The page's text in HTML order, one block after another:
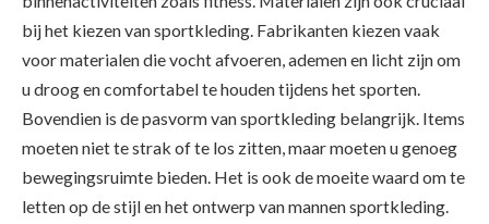
bij het kiezen van sportkleding. Fabrikanten kiezen vaak
voor materialen die vocht afvoeren, ademen en licht zijn om
u droog en comfortabel te houden tijdens het sporten.
Bovendien is de pasvorm van sportkleding belangrijk. Items
moeten niet te strak of te los zitten, maar moeten u genoeg
bewegingsruimte bieden. Het is ook de moeite waard om te
letten op de stijl en het ontwerp van mannen sportkleding.